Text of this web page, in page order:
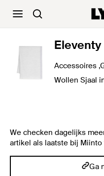
Eleventy
Accessoires
Wollen Sjaal
We checken dagelijks
artikel als laatste bij Miinto
Ga